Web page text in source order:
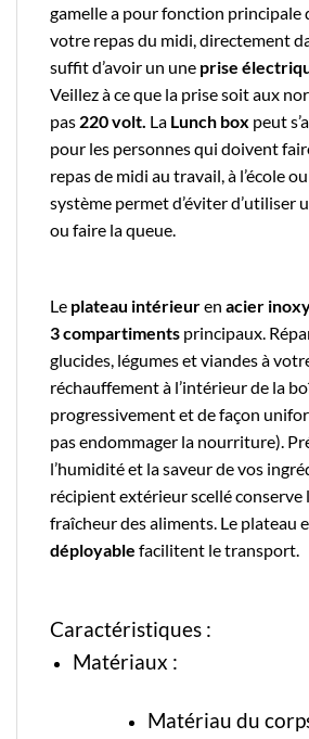
gamelle a pour fonction principale
votre repas du midi, directement
suffit d’avoir un une prise
Veillez à ce que la prise soit aux
pas 220 volt. La Lunch box peut
pour les personnes qui doivent
repas de midi au travail, à l’école
système permet d’éviter d’utiliser
ou faire la queue.
Le plateau intérieuren acier
3 compartiments principaux.
glucides, légumes et viandes à
réchauffement à l’intérieur de la
progressivement et de façon
pas endommager la nourriture).
l’humidité et la saveur de vos
récipient extérieur scellé conserve
fraîcheur des aliments. Le plateau
déployable facilitent le transport.
Caractéristiques :
Matériaux :
Matériau du